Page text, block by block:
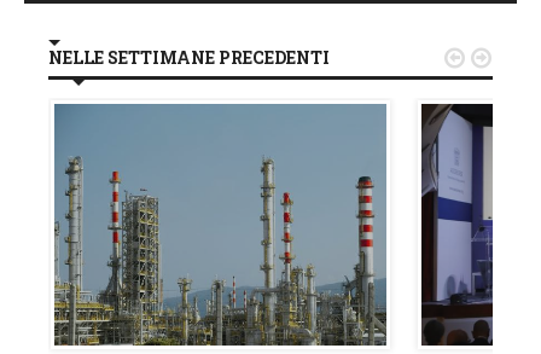
NELLE SETTIMANE PRECEDENTI  